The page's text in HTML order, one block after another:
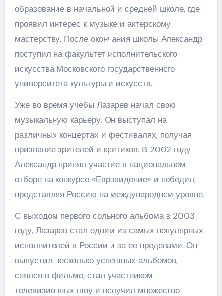
образование в начальной и средней школе, где
проявил интерес к музыке и актерскому
мастерству. После окончания школы Александр
поступил на факультет исполнительского
искусства Московского государственного
университета культуры и искусств.
Уже во время учебы Лазарев начал свою
музыкальную карьеру. Он выступал на
различных концертах и фестивалях, получая
признание зрителей и критиков. В 2002 году
Александр принял участие в национальном
отборе на конкурсе «Евровидение» и победил,
представляя Россию на международном уровне.
С выходом первого сольного альбома в 2003
году, Лазарев стал одним из самых популярных
исполнителей в России и за ее пределами. Он
выпустил несколько успешных альбомов,
снялся в фильме, стал участником
телевизионных шоу и получил множество